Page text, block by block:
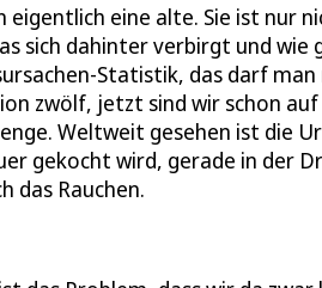
eigentlich eine alte. Sie ist nur
sich dahinter verbirgt und wie
Statistik, das darf man
zwölf, jetzt sind wir schon
Weltweit gesehen ist die
gekocht wird, gerade in der
das Rauchen.